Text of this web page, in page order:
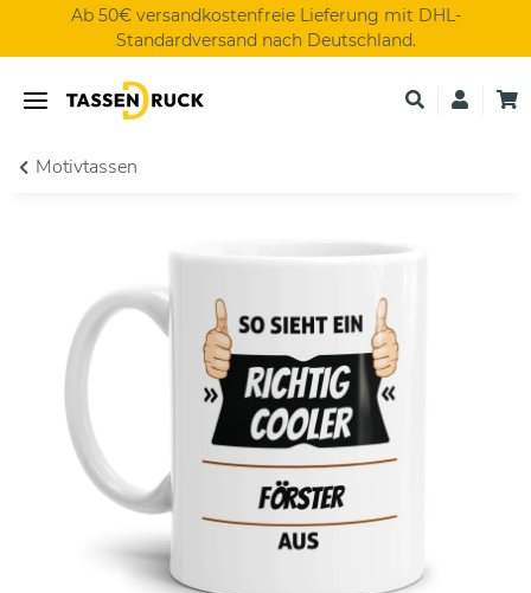
Ab 50€ versandkostenfreie Lieferung mit DHL-
Standardversand nach Deutschland.
Motivtassen